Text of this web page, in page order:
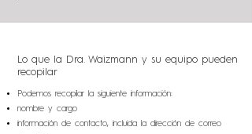
Lo que la Dra. Waizmann y su equipo pueden
recopilar
Podemos recopilar la siguiente información:
nombre y cargo
información de contacto, incluida la dirección de correo